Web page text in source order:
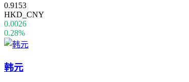
0.9153
HKD_CNY
0.0026
0.28%
韩元